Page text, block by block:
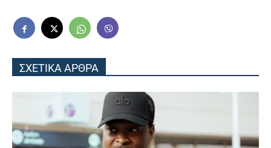
ΣΧΕΤΙΚΑ ΑΡΘΡΑ